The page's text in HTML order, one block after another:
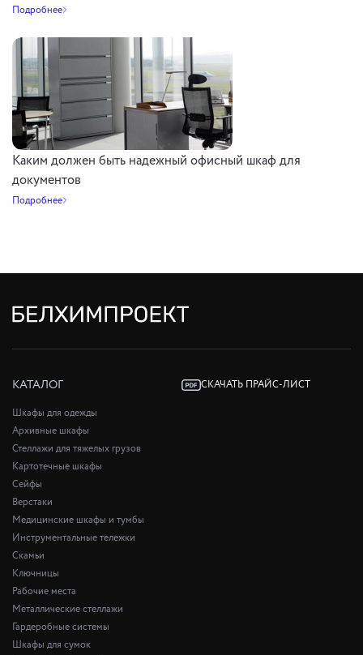
Подробнее
Каким должен быть надежный офисный шкаф для
документов
Подробнее
КАТАЛОГ СКАЧАТЬ ПРАЙС-ЛИСТ
Шкафы для одежды
Архивные шкафы
Стеллажи для тяжелых грузов
Картотечные шкафы
Сейфы
Верстаки
Медицинские шкафы и тумбы
Инструментальные тележки
Скамьи
Ключницы
Рабочие места
Металлические стеллажи
Гардеробные системы
Шкафы для сумок